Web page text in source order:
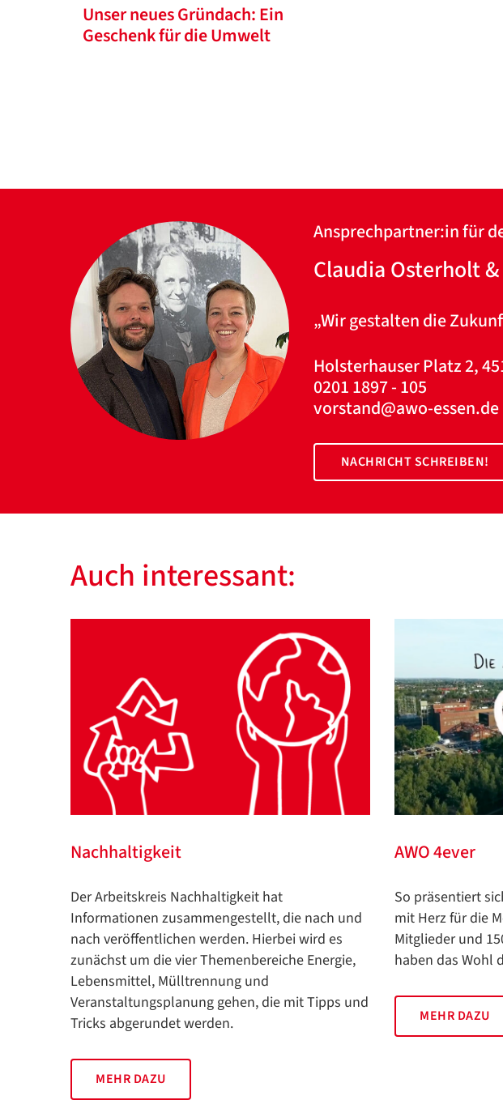
Unser neues Gründach: Ein
Geschenk für die Umwelt
Ansprechpartner:in für
Claudia Osterholt
„Wir gestalten die
Holsterhauser Platz 2,
0201 1897 - 105
vorstand@awo-essen.de
NACHRICHT SCHREIBEN!
Auch interessant:
Nachhaltigkeit
Der Arbeitskreis Nachhaltigkeit hat
Informationen zusammengestellt, die nach und
nach veröffentlichen werden. Hierbei wird es
zunächst um die vier Themenbereiche Energie,
Lebensmittel, Mülltrennung und
Veranstaltungsplanung gehen, die mit Tipps und
Tricks abgerundet werden.
MEHR DAZU
AWO 4ever
So präsentiert
mit Herz für die
Mitglieder und
haben das Wohl
MEHR DAZU